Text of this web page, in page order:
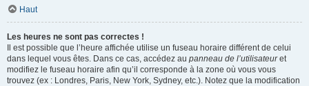
Haut
Les heures ne sont pas correctes !
Il est possible que l’heure affichée utilise un fuseau horaire différent de celui
dans lequel vous êtes. Dans ce cas, accédez au panneau de l’utilisateuret
modifiez le fuseau horaire afin qu’il corresponde à la zone où vous vous
trouvez (ex : Londres, Paris, New York, Sydney, etc.). Notez que la modification